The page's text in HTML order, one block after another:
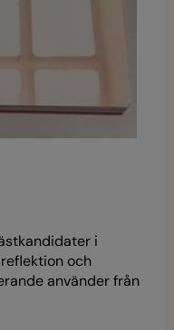
i
och
använder från